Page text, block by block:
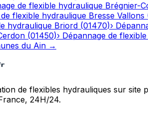
de flexible hydraulique Brégnier-
flexible hydraulique Bresse Vallons
hydraulique Briord (01470)›
(01450)› Dépannage de
du Ain →
de flexibles hydrauliques sur
24H/24.